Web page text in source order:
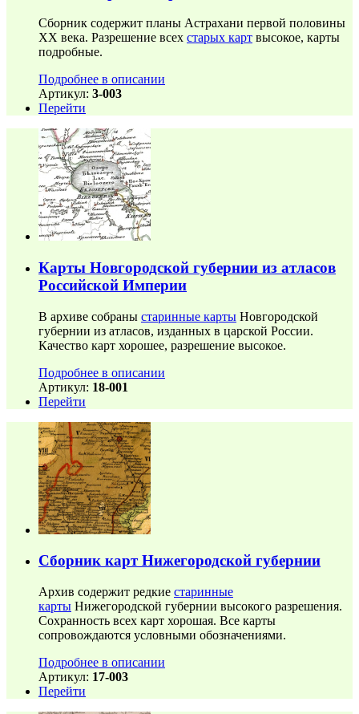
Сборник содержит планы Астрахани первой половины
ХХ века. Разрешение всех старых карт высокое, карты
подробные.
Подробнее в описании
Артикул: 3-003
Перейти
Карты Новгородской губернии из атласов
Российской Империи
В архиве собраны старинные карты Новгородской
губернии из атласов, изданных в царской России.
Качество карт хорошее, разрешение высокое.
Подробнее в описании
Артикул: 18-001
Перейти
Сборник карт Нижегородской губернии
Архив содержит редкие старинные
карты Нижегородской губернии высокого разрешения.
Сохранность всех карт хорошая. Все карты
сопровождаются условными обозначениями.
Подробнее в описании
Артикул: 17-003
Перейти